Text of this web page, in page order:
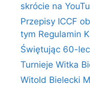
skrócie na
Przepisy ICCF
tym Regulamin
Świętując 60-
Turnieje Witka
Witold Bielecki